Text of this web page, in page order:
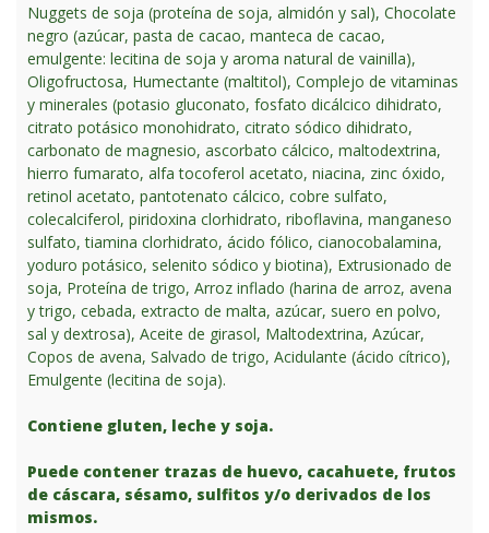
Nuggets de soja (proteína de soja, almidón y sal), Chocolate
negro (azúcar, pasta de cacao, manteca de cacao,
emulgente: lecitina de soja y aroma natural de vainilla),
Oligofructosa, Humectante (maltitol), Complejo de vitaminas
y minerales (potasio gluconato, fosfato dicálcico dihidrato,
citrato potásico monohidrato, citrato sódico dihidrato,
carbonato de magnesio, ascorbato cálcico, maltodextrina,
hierro fumarato, alfa tocoferol acetato, niacina, zinc óxido,
retinol acetato, pantotenato cálcico, cobre sulfato,
colecalciferol, piridoxina clorhidrato, riboflavina, manganeso
sulfato, tiamina clorhidrato, ácido fólico, cianocobalamina,
yoduro potásico, selenito sódico y biotina), Extrusionado de
soja, Proteína de trigo, Arroz inflado (harina de arroz, avena
y trigo, cebada, extracto de malta, azúcar, suero en polvo,
sal y dextrosa), Aceite de girasol, Maltodextrina, Azúcar,
Copos de avena, Salvado de trigo, Acidulante (ácido cítrico),
Emulgente (lecitina de soja).
Contiene gluten, leche y soja.
Puede contener trazas de huevo, cacahuete, frutos
de cáscara, sésamo, sulfitos y/o derivados de los
mismos.